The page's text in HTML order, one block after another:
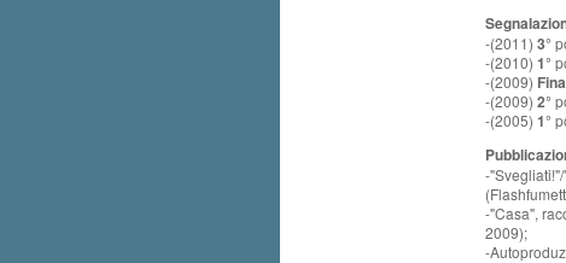
-(2011) 3°
-(2010) 1°
-(2009)
-(2009) 2°
-(2005) 1°
-
-"Casa",
2009);
-